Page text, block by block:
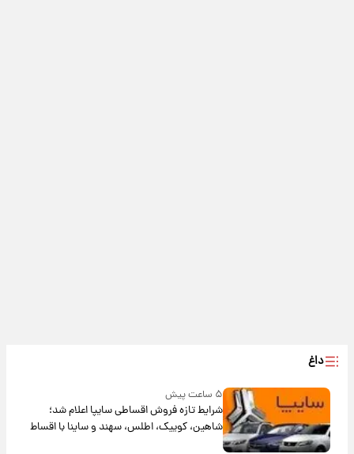
داغ
۵ ساعت پیش
شرایط تازه فروش اقساطی سایپا اعلام شد؛
شاهین، کوییک، اطلس، سهند و ساینا با اقساط
بلندمدت + جدول